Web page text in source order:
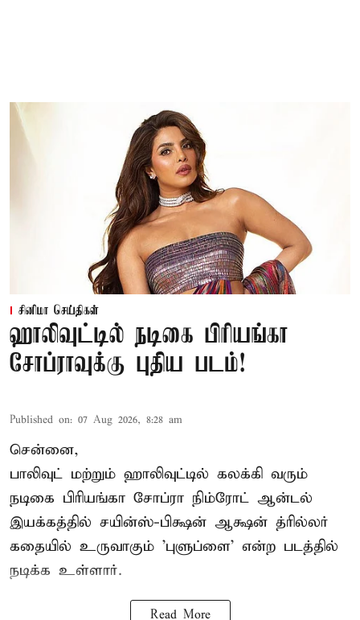
சினிமா செய்திகள்
ஹாலிவுட்டில் நடிகை பிரியங்கா
சோப்ராவுக்கு புதிய படம்!
Published on: 07 Aug 2026, 8:28 am
சென்னை,
பாலிவுட் மற்றும் ஹாலிவுட்டில் கலக்கி வரும்
நடிகை பிரியங்கா சோப்ரா நிம்ரோட் ஆன்டல்
இயக்கத்தில் சயின்ஸ்-பிக்ஷன் ஆக்ஷன் த்ரில்லர்
கதையில் உருவாகும் 'புளுப்ளை' என்ற படத்தில்
நடிக்க உள்ளார்.
Read More